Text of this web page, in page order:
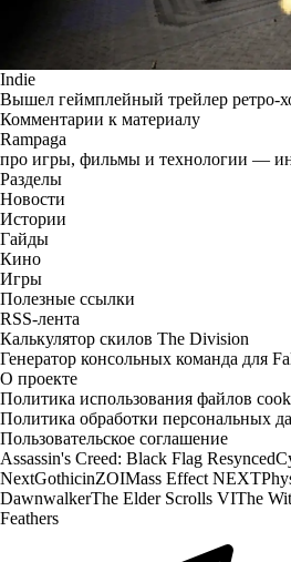
Indie
Вышел геймплейный трейлер ретро-
Комментарии к материалу
Rampaga
про игры, фильмы и технологии —
Разделы
Новости
Истории
Гайды
Кино
Игры
Полезные ссылки
RSS-лента
Калькулятор скилов The Division
Генератор консольных команда для
О проекте
Политика использования файлов
Политика обработки персональных
Пользовательское соглашение
Assassin's Creed: Black Flag Resynced
NextGothicinZOIMass Effect NEXT
DawnwalkerThe Elder Scrolls VIThe
Feathers